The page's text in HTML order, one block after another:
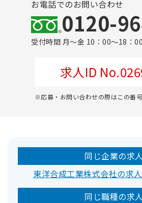
お電話でのお問い合わせ
0120-
受付時間 月～金 10：00～18：00
求人ID
※応募・お問い合わせの際はこの番
同じ企業の求人
東洋合成工業株式会社の求
同じ職種の求人